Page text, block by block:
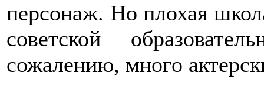
персонаж. Но плохая
советской
сожалению, много